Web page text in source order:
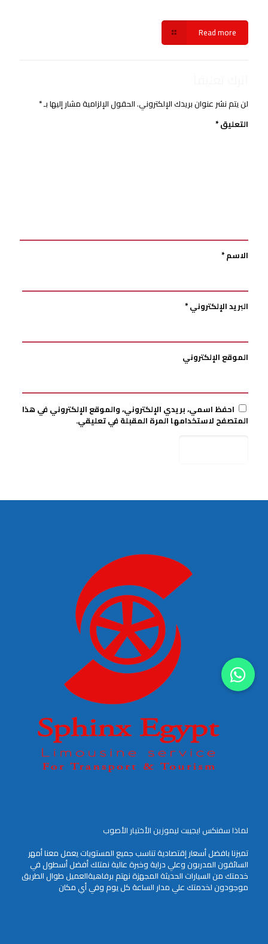
Read more
لن يتم نشر عنوان بريدك الإلكتروني.الحقول الإلزامية مشار إليها بـ*
التعليق*
الاسم*
البريد الإلكتروني*
الموقع الإلكتروني
احفظ اسمي، بريدي الإلكتروني، والموقع الإلكتروني في هذا
المتصفح لاستخدامها المرة المقبلة في تعليقي.
لماذا سفنكس ايجيبت ليموزين الأختيار الأصوب
تميزنا بافضل أسعار إقتصادية تناسب جميع المستويات يعمل معنا أمهر
السائقون المدربون وعلي دراية وخبرة عالية نمتلك أفضل أسطول في
خدمتك من السيارات الحديثة المجهزة نهتم برفاهيةالعميل طوال الطريق
موجودون لخدمتك علي مدار الساعة كل يوم وفي أي مكان